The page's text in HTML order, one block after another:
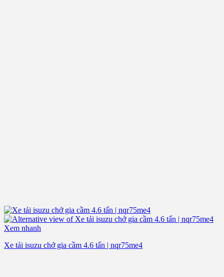
Xem nhanh
Xe tải isuzu chở gia cầm 4.6 tấn | nqr75me4